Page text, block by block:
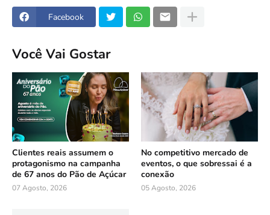
Facebook
Você Vai Gostar
Clientes reais assumem o
protagonismo na campanha
de 67 anos do Pão de Açúcar
07 Agosto, 2026
No competitivo mercado de
eventos, o que sobressai é a
conexão
05 Agosto, 2026